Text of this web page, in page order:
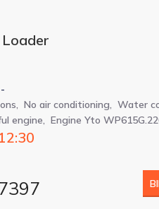
No air conditioning, Water
engine, Engine Yto